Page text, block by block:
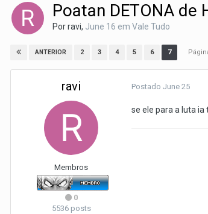
Poatan DETONA de
Porravi, June 16 em Vale Tudo
ANTERIOR 2 3 4 5 6 7
ravi
Membros
0
5536 posts
Postado June 25
se ele para a luta